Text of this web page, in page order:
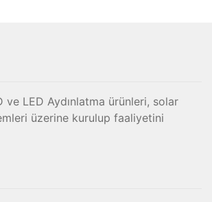
ve LED Aydınlatma ürünleri, solar
üzerine kurulup faaliyetini